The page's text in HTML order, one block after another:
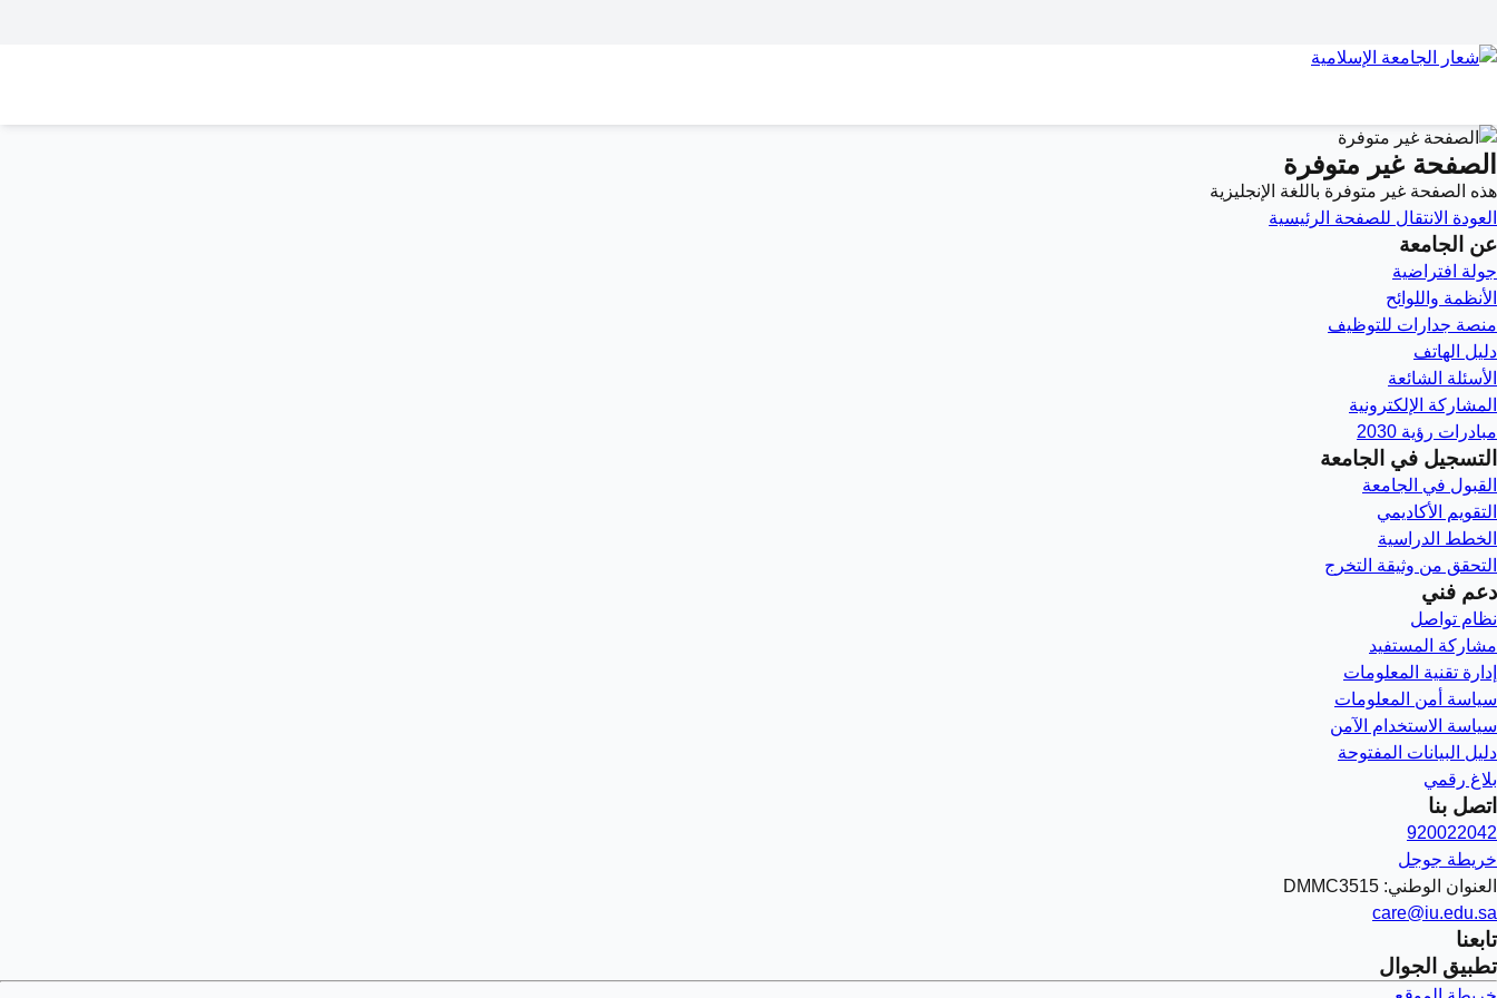
الصفحة غير متوفرة
هذه الصفحة غير متوفرة باللغة الإنجليزية
العودة الانتقال للصفحة الرئيسية
عن الجامعة
جولة افتراضية
الأنظمة واللوائح
منصة جدارات للتوظيف
دليل الهاتف
الأسئلة الشائعة
المشاركة الإلكترونية
مبادرات رؤية 2030
التسجيل في الجامعة
القبول في الجامعة
التقويم الأكاديمي
الخطط الدراسية
التحقق من وثيقة التخرج
دعم فني
نظام تواصل
مشاركة المستفيد
إدارة تقنية المعلومات
سياسة أمن المعلومات
سياسة الاستخدام الآمن
دليل البيانات المفتوحة
بلاغ رقمي
اتصل بنا
920022042
خريطة جوجل
العنوان الوطني: DMMC3515
care@iu.edu.sa
تابعنا
تطبيق الجوال